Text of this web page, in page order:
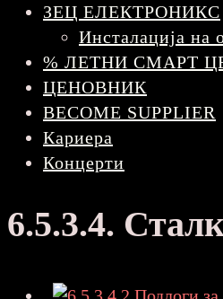
ЗЕЦ ЕЛЕКТРОНИКС
Инсталација на
% ЛЕТНИ СМАРТ
ЦЕНОВНИК
BECOME SUPPLIER
Кариера
Концерти
6.5.3.4.